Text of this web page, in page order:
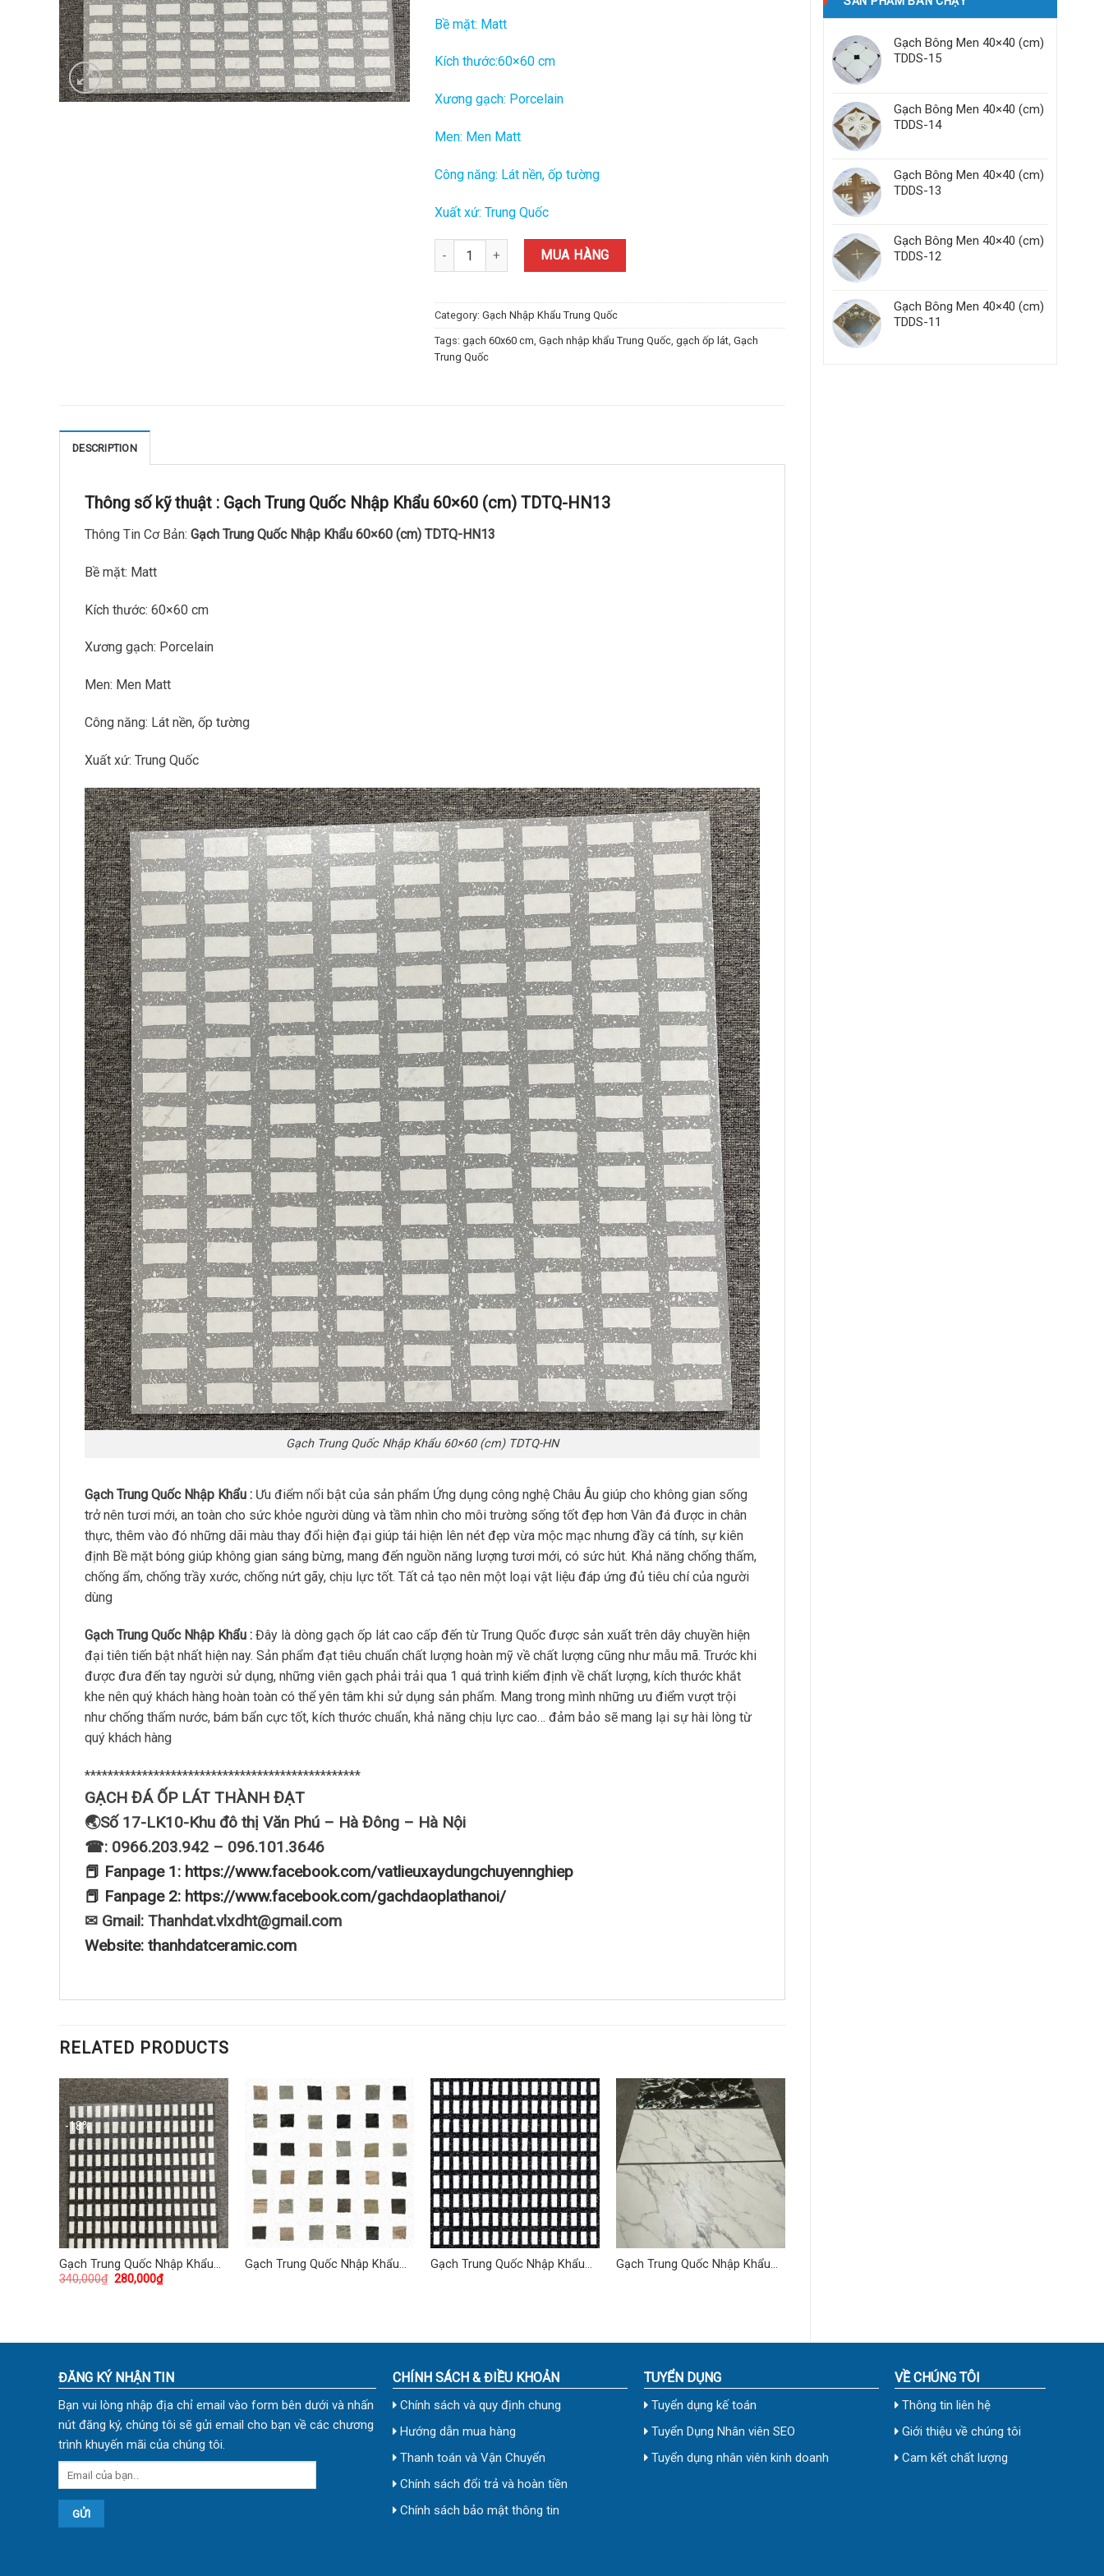
Gạch Bông Men 40×40 (cm)
TDDS-15
Gạch Bông Men 40×40 (cm)
TDDS-14
Gạch Bông Men 40×40 (cm)
TDDS-13
Gạch Bông Men 40×40 (cm)
TDDS-12
Gạch Bông Men 40×40 (cm)
TDDS-11
Bề mặt: Matt
Kích thước:60×60 cm
Xương gạch: Porcelain
Men: Men Matt
Công năng: Lát nền, ốp tường
Xuất xứ: Trung Quốc
Gạch Trung Quốc Nhập Khẩu 60x60 (cm) TDTQ-HN13 quantity
MUA HÀNG
Category: Gạch Nhập Khẩu Trung Quốc
Tags: gạch 60x60 cm, Gạch nhập khẩu Trung Quốc, gạch ốp lát, Gạch
Trung Quốc
DESCRIPTION
Thông số kỹ thuật : Gạch Trung Quốc Nhập Khẩu 60×60 (cm) TDTQ-HN13
Thông Tin Cơ Bản: Gạch Trung Quốc Nhập Khẩu 60×60 (cm) TDTQ-HN13
Bề mặt: Matt
Kích thước: 60×60 cm
Xương gạch: Porcelain
Men: Men Matt
Công năng: Lát nền, ốp tường
Xuất xứ: Trung Quốc
Gạch Trung Quốc Nhập Khẩu 60×60 (cm) TDTQ-HN
Gạch Trung Quốc Nhập Khẩu : Ưu điểm nổi bật của sản phẩm Ứng dụng công nghệ Châu Âu giúp cho không gian sống
trở nên tươi mới, an toàn cho sức khỏe người dùng và tầm nhìn cho môi trường sống tốt đẹp hơn Vân đá được in chân
thực, thêm vào đó những dãi màu thay đổi hiện đại giúp tái hiện lên nét đẹp vừa mộc mạc nhưng đầy cá tính, sự kiên
định Bề mặt bóng giúp không gian sáng bừng, mang đến nguồn năng lượng tươi mới, có sức hút. Khả năng chống thấm,
chống ẩm, chống trầy xước, chống nứt gãy, chịu lực tốt. Tất cả tạo nên một loại vật liệu đáp ứng đủ tiêu chí của người
dùng
Gạch Trung Quốc Nhập Khẩu : Đây là dòng gạch ốp lát cao cấp đến từ Trung Quốc được sản xuất trên dây chuyền hiện
đại tiên tiến bật nhất hiện nay. Sản phẩm đạt tiêu chuẩn chất lượng hoàn mỹ về chất lượng cũng như mẫu mã. Trước khi
được đưa đến tay người sử dụng, những viên gạch phải trải qua 1 quá trình kiểm định về chất lượng, kích thước khắt
khe nên quý khách hàng hoàn toàn có thể yên tâm khi sử dụng sản phẩm. Mang trong mình những ưu điểm vượt trội
như chống thấm nước, bám bẩn cực tốt, kích thước chuẩn, khả năng chịu lực cao… đảm bảo sẽ mang lại sự hài lòng từ
quý khách hàng
************************************************
GẠCH ĐÁ ỐP LÁT THÀNH ĐẠT
🌏Số 17-LK10-Khu đô thị Văn Phú – Hà Đông – Hà Nội
☎: 0966.203.942 – 096.101.3646
📕 Fanpage 1: https://www.facebook.com/vatlieuxaydungchuyennghiep
📕 Fanpage 2: https://www.facebook.com/gachdaoplathanoi/
✉ Gmail: Thanhdat.vlxdht@gmail.com
Website: thanhdatceramic.com
RELATED PRODUCTS
-18%
Gạch Trung Quốc Nhập Khẩu
60×60 (cm) TDTQ-HN11
340,000₫ 280,000₫
Gạch Trung Quốc Nhập Khẩu
Gạch Trung Quốc Nhập Khẩu
Gạch Trung Quốc Nhập Khẩu
ĐĂNG KÝ NHẬN TIN
Bạn vui lòng nhập địa chỉ email vào form bên dưới và nhấn
nút đăng ký, chúng tôi sẽ gửi email cho bạn về các chương
trình khuyến mãi của chúng tôi.
CHÍNH SÁCH & ĐIỀU KHOẢN
Chính sách và quy định chung
Hướng dẫn mua hàng
Thanh toán và Vận Chuyển
Chính sách đổi trả và hoàn tiền
Chính sách bảo mật thông tin
TUYỂN DỤNG
Tuyển dụng kế toán
Tuyển Dụng Nhân viên SEO
Tuyển dụng nhân viên kinh doanh
VỀ CHÚNG TÔI
Thông tin liên hệ
Giới thiệu về chúng tôi
Cam kết chất lượng